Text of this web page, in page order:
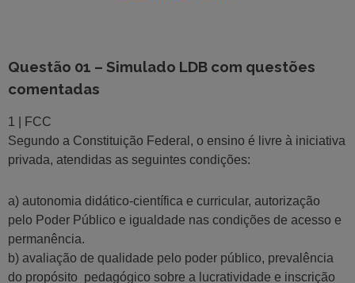
Questão 01 – Simulado LDB com questões
comentadas
1 | FCC
Segundo a Constituição Federal, o ensino é livre à iniciativa
privada, atendidas as seguintes condições:
a) autonomia didático-científica e curricular, autorização
pelo Poder Público e igualdade nas condições de acesso e
permanência.
b) avaliação de qualidade pelo poder público, prevalência
do propósito pedagógico sobre a lucratividade e inscrição